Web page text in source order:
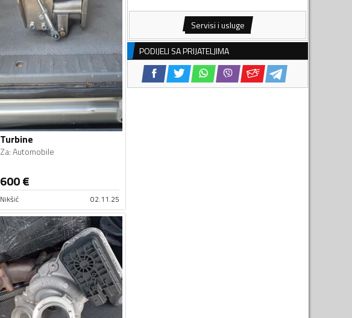
Turbine
Za:Automobile
600€
Nikšić 02.11.25
Servisi i usluge
PODIJELI SA PRIJATELJIMA